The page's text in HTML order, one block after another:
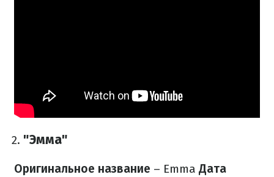
"Эмма"
Оригинальное название – Emma Дата